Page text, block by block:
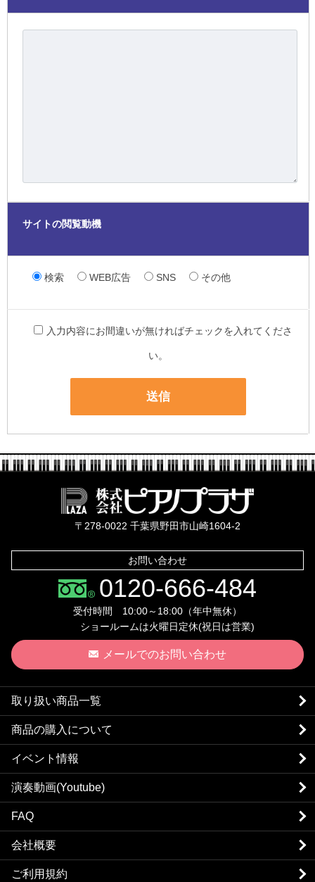
サイトの閲覧動機
検索 WEB広告 SNS その他
入力内容にお間違いが無ければチェックを入れてくださ
い。
〒278-0022 千葉県野田市山崎1604-2
お問い合わせ
0120-666-484
受付時間 10:00～18:00（年中無休）
ショールームは火曜日定休(祝日は営業)
メールでのお問い合わせ
取り扱い商品一覧
商品の購入について
イベント情報
演奏動画(Youtube)
FAQ
会社概要
ご利用規約